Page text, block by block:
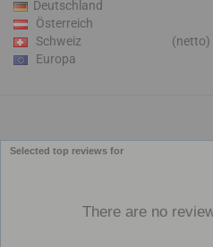
Deutschland
Österreich
Schweiz
(netto)
Europa
Selected top reviews for
There are no